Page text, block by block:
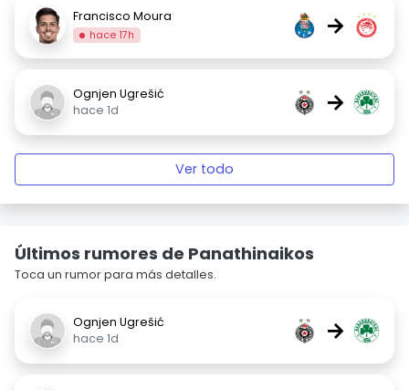
Francisco Moura
hace 17h →
Ognjen Ugrešić
hace 1d
→
Ver todo
Últimos rumores de Panathinaikos
Toca un rumor para más detalles.
Ognjen Ugrešić
hace 1d
→